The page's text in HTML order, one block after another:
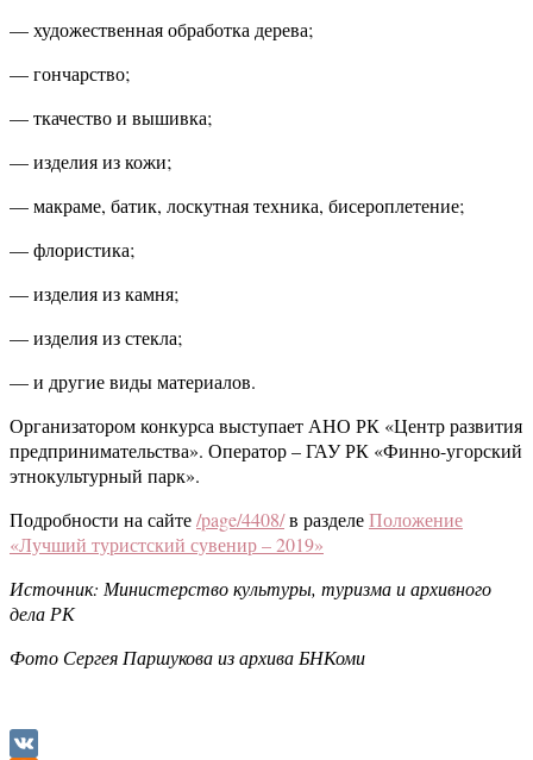
— художественная обработка дерева;
— гончарство;
— ткачество и вышивка;
— изделия из кожи;
— макраме, батик, лоскутная техника, бисероплетение;
— флористика;
— изделия из камня;
— изделия из стекла;
— и другие виды материалов.
Организатором конкурса выступает АНО РК «Центр развития
предпринимательства». Оператор – ГАУ РК «Финно-угорский
этнокультурный парк».
Подробности на сайте/page/4408/в разделеПоложение
«Лучший туристский сувенир – 2019»
Источник: Министерство культуры, туризма и архивного
дела РК
Фото Сергея Паршукова из архива БНКоми